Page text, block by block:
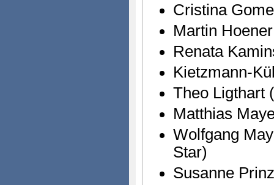
Cristina
Martin Hoener
Renata
Kietzmann-
Theo Ligthart
Matthias
Wolfgang
Star)
Susanne